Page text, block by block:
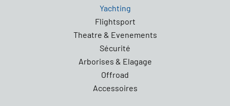
Yachting
Flightsport
Theatre & Evenements
Sécurité
Arborises & Elagage
Offroad
Accessoires